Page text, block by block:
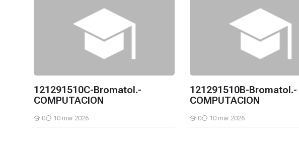
121291510C-Bromatol.-
COMPUTACION
0
Estudiantes
10 mar 2026
121291510B-Bromatol.-
COMPUTACION
0
Estudiantes
10 mar 2026